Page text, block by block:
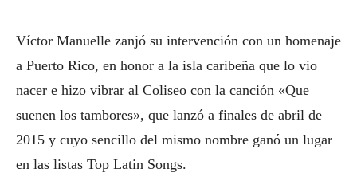
Víctor Manuelle zanjó su intervención con un homenaje
a Puerto Rico, en honor a la isla caribeña que lo vio
nacer e hizo vibrar al Coliseo con la canción «Que
suenen los tambores», que lanzó a finales de abril de
2015 y cuyo sencillo del mismo nombre ganó un lugar
en las listas Top Latin Songs.